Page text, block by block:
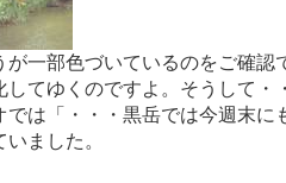
が一部色づいているのをご確認
してゆくのですよ。そうして・
では「・・・黒岳では今週末に
ました。